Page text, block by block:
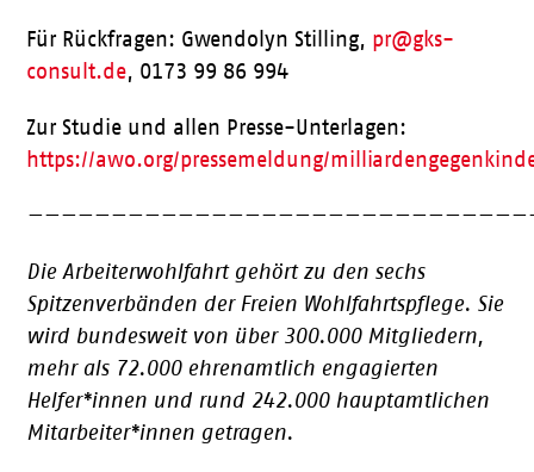
Für Rückfragen: Gwendolyn Stilling, pr@gks-
consult.de, 0173 99 86 994
Zur Studie und allen Presse-Unterlagen:
https://awo.org/pressemeldung/
Die Arbeiterwohlfahrt gehört zu den sechs
Spitzenverbänden der Freien Wohlfahrtspflege. Sie
wird bundesweit von über 300.000 Mitgliedern,
mehr als 72.000 ehrenamtlich engagierten
Helfer*innen und rund 242.000 hauptamtlichen
Mitarbeiter*innen getragen.